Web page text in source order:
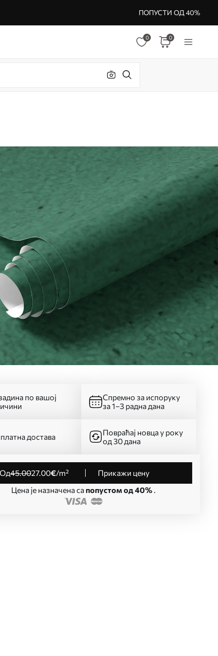
ПОПУСТИ ОД 40%
0 0
по вашој
Спремно за испоруку
за 1–3 радна дана
достава
Повраћај новца у року
од 30 дана
од45.0027.00€/m²
Прикажи цену
Цена је назначена са попустом од 40%.